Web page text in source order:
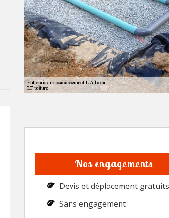
Nos engagements
Devis et déplacement gratuits
Sans engagement